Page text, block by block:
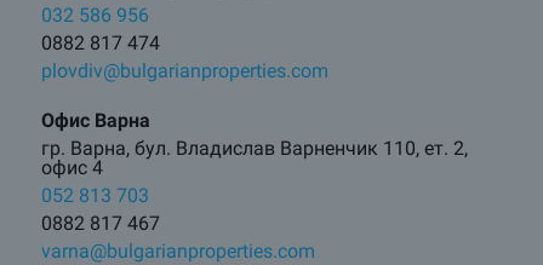
032 586 956
0882 817 474
plovdiv@bulgarianproperties.com
Офис Варна
гр. Варна, бул. Владислав Варненчик 110, ет. 2,
офис 4
052 813 703
0882 817 467
varna@bulgarianproperties.com